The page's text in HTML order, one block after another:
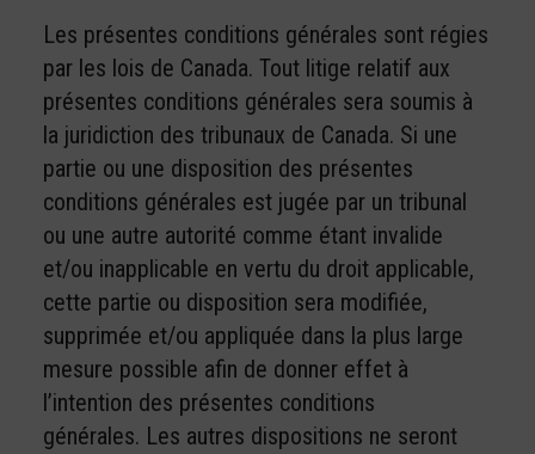
Les présentes conditions générales sont régies
par les lois de Canada. Tout litige relatif aux
présentes conditions générales sera soumis à
la juridiction des tribunaux de Canada. Si une
partie ou une disposition des présentes
conditions générales est jugée par un tribunal
ou une autre autorité comme étant invalide
et/ou inapplicable en vertu du droit applicable,
cette partie ou disposition sera modifiée,
supprimée et/ou appliquée dans la plus large
mesure possible afin de donner effet à
l’intention des présentes conditions
générales. Les autres dispositions ne seront